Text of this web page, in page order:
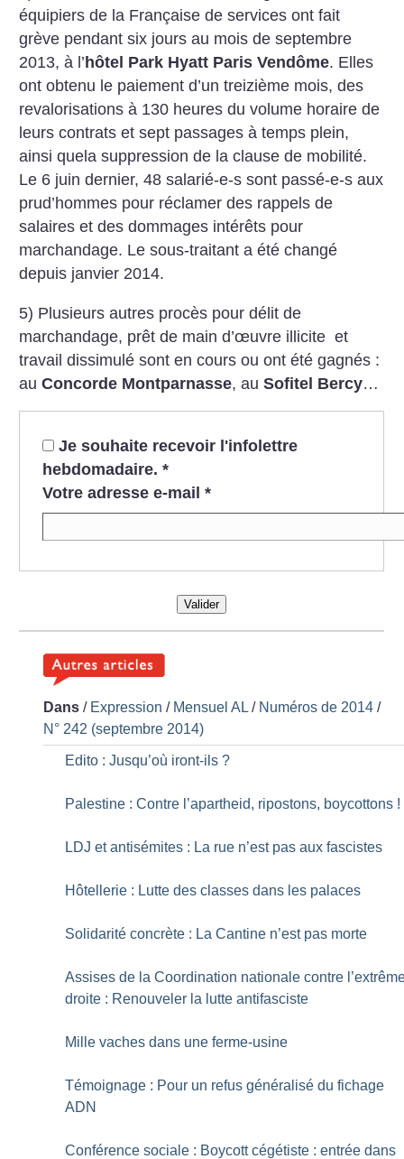
équipiers de la Française de services ont fait
grève pendant six jours au mois de septembre
2013, à l’ hôtel Park Hyatt Paris Vendôme. Elles
ont obtenu le paiement d’un treizième mois, des
revalorisations à 130 heures du volume horaire de
leurs contrats et sept passages à temps plein,
ainsi quela suppression de la clause de mobilité.
Le 6 juin dernier, 48 salarié-e-s sont passé-e-s aux
prud’hommes pour réclamer des rappels de
salaires et des dommages intérêts pour
marchandage. Le sous-traitant a été changé
depuis janvier 2014.
5) Plusieurs autres procès pour délit de
marchandage, prêt de main d’œuvre illicite ­ et
travail dissimulé sont en cours ou ont été gagnés :
auConcorde Montparnasse, auSofitel Bercy…
Je souhaite recevoir l'infolettre
hebdomadaire. *
Votre adresse e-mail *
Valider
Dans / Expression / Mensuel AL / Numéros de 2014 /
N° 242 (septembre 2014)
Edito : Jusqu’où iront-ils ?
Palestine : Contre l’apartheid, ripostons, boycottons !
LDJ et antisémites : La rue n’est pas aux fascistes
Hôtellerie : Lutte des classes dans les palaces
Solidarité concrète : La Cantine n’est pas morte
Assises de la Coordination nationale contre
droite : Renouveler la lutte antifasciste
Mille vaches dans une ferme-usine
Témoignage : Pour un refus généralisé du fichage
ADN
Conférence sociale : Boycott cégétiste : entrée dans